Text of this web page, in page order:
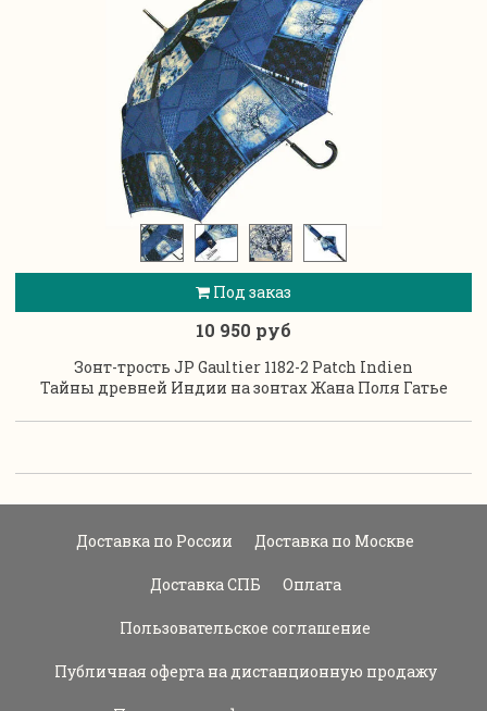
Под заказ
10 950 руб
Зонт-трость JP Gaultier 1182-2 Patch Indien
Тайны древней Индии на зонтах Жана Поля Гатье
Доставка по России Доставка по Москве
Доставка СПБ Оплата
Пользовательское соглашение
Публичная оферта на дистанционную продажу